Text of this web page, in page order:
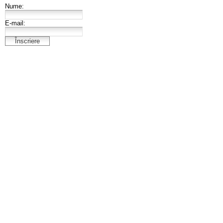
Nume:
E-mail: